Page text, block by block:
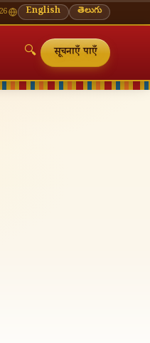
🪔 श्रावण मास — प्रत्येक सोमवार शिवालय दर्शन
English తెలుగు
🔍 सूचनाएँ पाएँ